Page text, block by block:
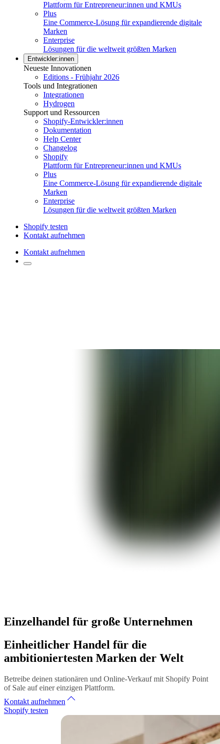
Plattform für Entrepreneur:innen und KMUs
Plus
Eine Commerce-Lösung für expandierende digitale
Marken
Enterprise
Lösungen für die weltweit größten Marken
Entwickler:innen
Neueste Innovationen
Editions - Frühjahr 2026
Tools und Integrationen
Integrationen
Hydrogen
Support und Ressourcen
Shopify-Entwickler:innen
Dokumentation
Help Center
Changelog
Shopify
Plattform für Entrepreneur:innen und KMUs
Plus
Eine Commerce-Lösung für expandierende digitale
Marken
Enterprise
Lösungen für die weltweit größten Marken
Shopify testen
Kontakt aufnehmen
Kontakt aufnehmen
Einzelhandel für große Unternehmen
Einheitlicher Handel für die
ambitioniertesten Marken der Welt
Betreibe deinen stationären und Online-Verkauf mit Shopify Point
of Sale auf einer einzigen Plattform.
Kontakt aufnehmen
Shopify testen